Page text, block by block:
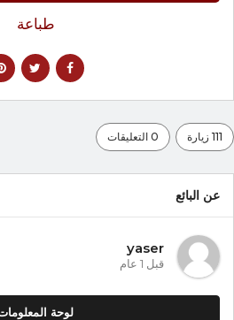
طباعة
111 زيارة 0 التعليقات
عن البائع
yaser
قبل 1 عام
لوحة المعلومات